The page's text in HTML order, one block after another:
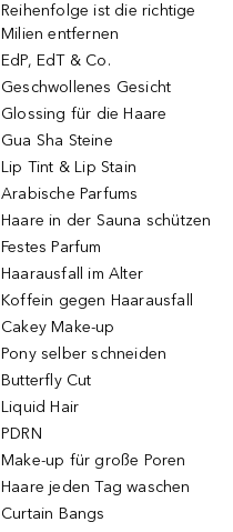
Reihenfolge ist die richtige
Milien entfernen
EdP, EdT & Co.
Geschwollenes Gesicht
Glossing für die Haare
Gua Sha Steine
Lip Tint & Lip Stain
Arabische Parfums
Haare in der Sauna schützen
Festes Parfum
Haarausfall im Alter
Koffein gegen Haarausfall
Cakey Make-up
Pony selber schneiden
Butterfly Cut
Liquid Hair
PDRN
Make-up für große Poren
Haare jeden Tag waschen
Curtain Bangs